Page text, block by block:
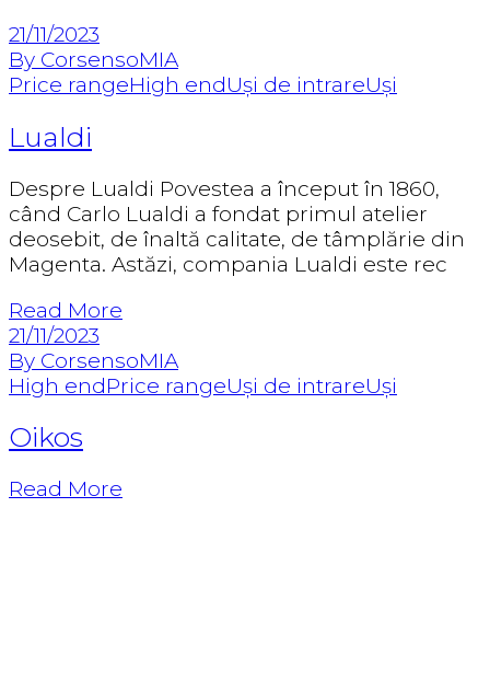
21/11/2023
By CorsensoMIA
Price rangeHigh endUși de intrareUși
Lualdi
Despre Lualdi Povestea a început în 1860,
când Carlo Lualdi a fondat primul atelier
deosebit, de înaltă calitate, de tâmplărie din
Magenta. Astăzi, compania Lualdi este rec
Read More
21/11/2023
By CorsensoMIA
High endPrice rangeUși de intrareUși
Oikos
Read More